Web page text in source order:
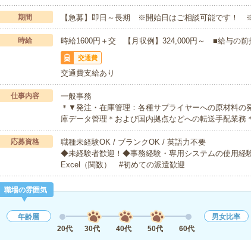
期間 【急募】即日～長期 ※開始日はご相談可能です！
時給 時給1600円＋交 【月収例】324,000円～ ■給与の前
交通費
交通費支給あり
仕事内容
一般事務
＊▼発注・在庫管理：各種サプライヤーへの原材料の
庫データ管理＊および国内拠点などへの転送手配業務
応募資格
職種未経験OK / ブランクOK / 英語力不要
◆未経験者歓迎！◆事務経験・専用システムの使用経
Excel（関数） #初めての派遣歓迎
職場の雰囲気
年齢層
20代
30代 40代 50代 60代
男女比率